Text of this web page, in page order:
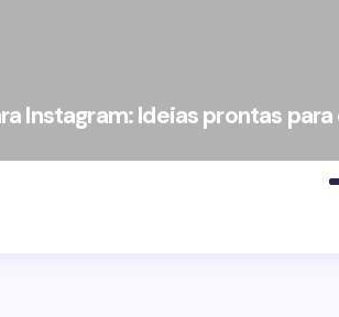
Instagram: Ideias prontas